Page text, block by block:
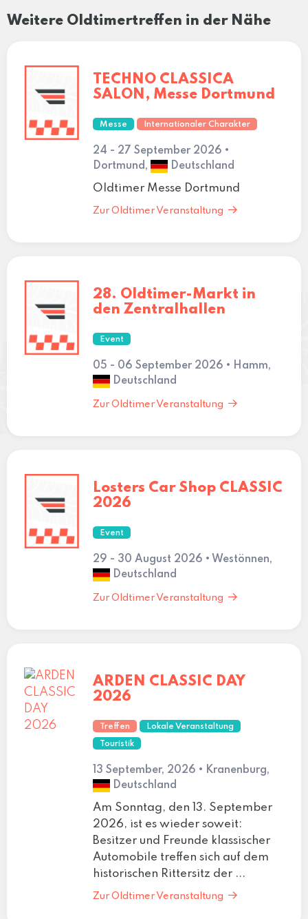
Weitere Oldtimertreffen in der Nähe
TECHNO CLASSICA
SALON, Messe Dortmund
Messe Internationaler Charakter
24 - 27 September 2026 •
Dortmund,
Deutschland
Oldtimer Messe Dortmund
Zur Oldtimer Veranstaltung
28. Oldtimer-Markt in
den Zentralhallen
Event
05 - 06 September 2026 • Hamm,
Deutschland
Zur Oldtimer Veranstaltung
Losters Car Shop CLASSIC
2026
Event
29 - 30 August 2026 • Westönnen,
Deutschland
Zur Oldtimer Veranstaltung
ARDEN CLASSIC DAY
2026
Treffen Lokale Veranstaltung
Touristik
13 September, 2026 • Kranenburg,
Deutschland
Am Sonntag, den 13. September
2026, ist es wieder soweit:
Besitzer und Freunde klassischer
Automobile treffen sich auf dem
historischen Rittersitz der ...
Zur Oldtimer Veranstaltung